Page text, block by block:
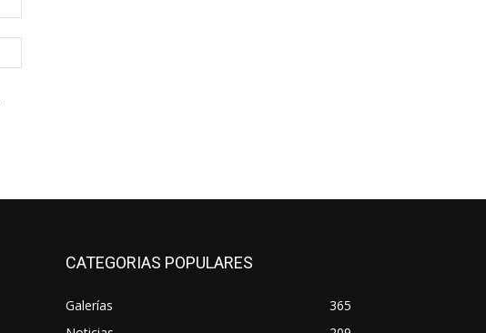
electrónico:*
web:
CATEGORIAS POPULARES
Galerías
365